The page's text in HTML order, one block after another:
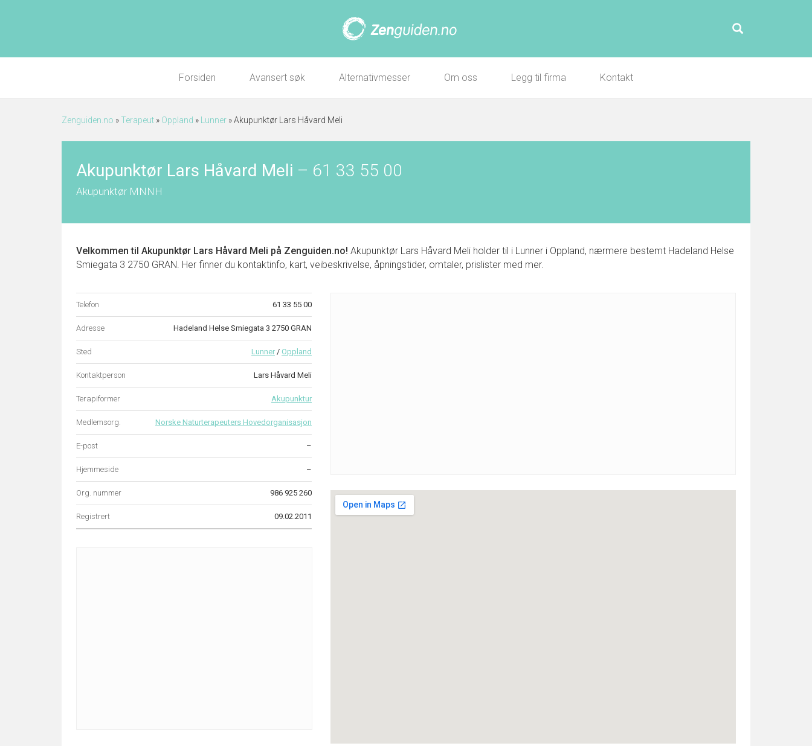
Forsiden Avansert søk Alternativmesser Om oss Legg til firma Kontakt
Zenguiden.no »Terapeut » Oppland » Lunner »Akupunktør Lars Håvard Meli
Akupunktør Lars Håvard Meli – 61 33 55 00
Akupunktør MNNH
Velkommen til Akupunktør Lars Håvard Meli på Zenguiden.no! Akupunktør Lars Håvard Meli holder til i Lunner i Oppland, nærmere bestemt Hadeland Helse
Smiegata 3 2750 GRAN. Her finner du kontaktinfo, kart, veibeskrivelse, åpningstider, omtaler, prislister med mer.
Telefon 61 33 55 00
Adresse Hadeland Helse Smiegata 3 2750 GRAN
Sted Lunner / Oppland
Kontaktperson Lars Håvard Meli
Terapiformer Akupunktur
Medlemsorg. Norske Naturterapeuters Hovedorganisasjon
E-post –
Hjemmeside –
Org. nummer 986 925 260
Registrert 09.02.2011